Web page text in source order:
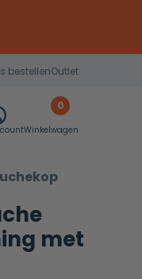
bestellenOutlet
0
Winkelwagen
met